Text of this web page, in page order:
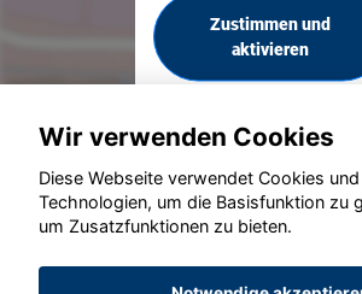
Zustimmen und
aktivieren
© konjunkturmotor.de GmbH
Wir verwenden Cookies
Diese Webseite verwendet Cookies
Technologien, um die Basisfunktion zu
um Zusatzfunktionen zu bieten.